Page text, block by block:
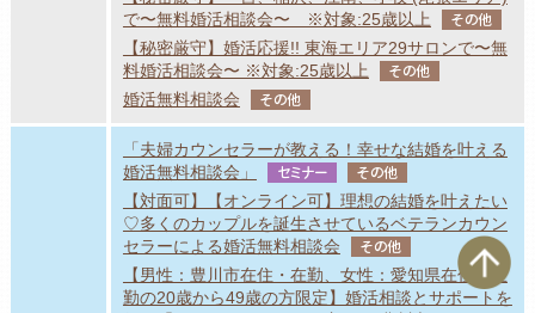
で〜無料婚活相談会〜 ※対象:25歳以上
その他
【秘密厳守】婚活応援!! 東海エリア29サロンで〜無
料婚活相談会〜 ※対象:25歳以上
その他
婚活無料相談会 その他
「夫婦カウンセラーが教える！幸せな結婚を叶える
婚活無料相談会」
セミナー その他
【対面可】【オンライン可】理想の結婚を叶えたい
♡多くのカップルを誕生させているベテランカウン
セラーによる婚活無料相談会
その他
【男性：豊川市在住・在勤、女性：愛知県在住・在
勤の20歳から49歳の方限定】婚活相談とサポートを